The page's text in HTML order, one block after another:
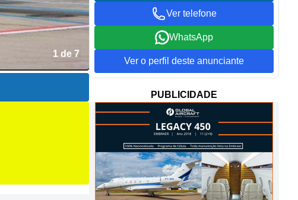
2 de 7
Ver telefone
WhatsApp
Ver o perfil deste anunciante
PUBLICIDADE